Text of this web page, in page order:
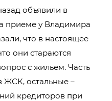
объявили в
приеме у Владимира
что в настоящее
они стараются
с жильем. Часть
ЖСК, остальные –
кредиторов при